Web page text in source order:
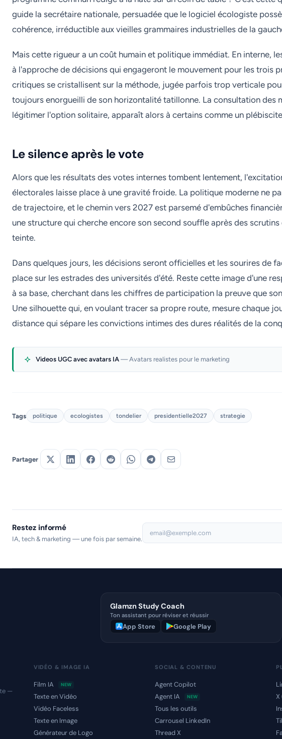
guide la secrétaire nationale, persuadée que le logiciel écologiste
cohérence, irréductible aux vieilles grammaires industrielles de la
Mais cette rigueur a un coût humain et politique immédiat. En interne,
à l'approche de décisions qui engageront le mouvement pour les trois
critiques se cristallisent sur la méthode, jugée parfois trop verticale
toujours enorgueilli de son horizontalité tatillonne. La consultation des
légitimer l'option solitaire, apparaît alors à certains comme un
Le silence après le vote
Alors que les résultats des votes internes tombent lentement,
électorales laisse place à une gravité froide. La politique moderne ne
de trajectoire, et le chemin vers 2027 est parsemé d'embûches
une structure qui cherche encore son second souffle après des
teinte.
Dans quelques jours, les décisions seront officielles et les sourires de
place sur les estrades des universités d'été. Reste cette image d'une
à sa base, cherchant dans les chiffres de participation la preuve que
Une silhouette qui, en voulant tracer sa propre route, mesure chaque
distance qui sépare les convictions intimes des dures réalités de la
Videos UGC avec avatars IA — Avatars realistes pour le marketing
Tags politique ecologistes tondelier presidentielle2027 strategie
Partager
Restez informé
IA, tech & marketing — une fois par semaine.
Glamzn Study Coach
Ton assistant pour réviser et réussir
App Store Google Play
—
VIDÉO & IMAGE IA
Film IA NEW
Texte en Vidéo
Vidéo Faceless
Texte en Image
Générateur de Logo
SOCIAL & CONTENU
Agent Copilot
Agent IA
NEW
Tous les outils
Carrousel LinkedIn
Thread X
X